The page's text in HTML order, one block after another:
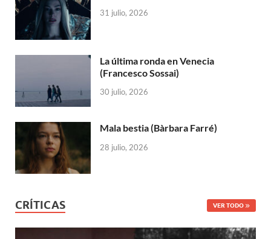
31 julio, 2026
La última ronda en Venecia
(Francesco Sossai)
30 julio, 2026
Mala bestia (Bàrbara Farré)
28 julio, 2026
CRÍTICAS VER TODO